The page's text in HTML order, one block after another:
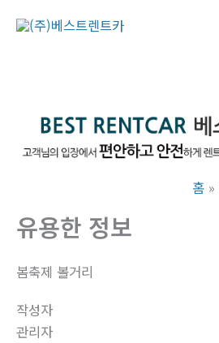
홈
유용한 정보
봄축제 볼거리
작성자
관리자